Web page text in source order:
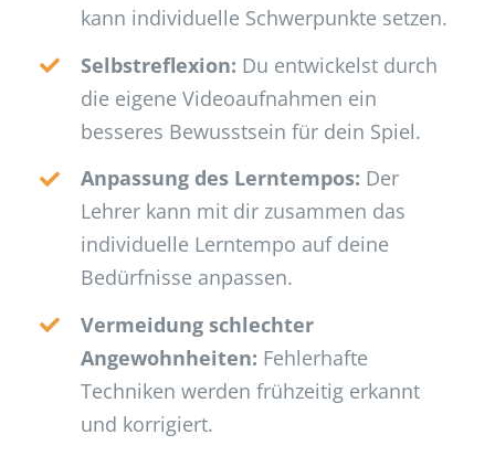
kann individuelle Schwerpunkte setzen.
Selbstreflexion: Du entwickelst durch
die eigene Videoaufnahmen ein
besseres Bewusstsein für dein Spiel.
Anpassung des Lerntempos: Der
Lehrer kann mit dir zusammen das
individuelle Lerntempo auf deine
Bedürfnisse anpassen.
Vermeidung schlechter
Angewohnheiten: Fehlerhafte
Techniken werden frühzeitig erkannt
und korrigiert.